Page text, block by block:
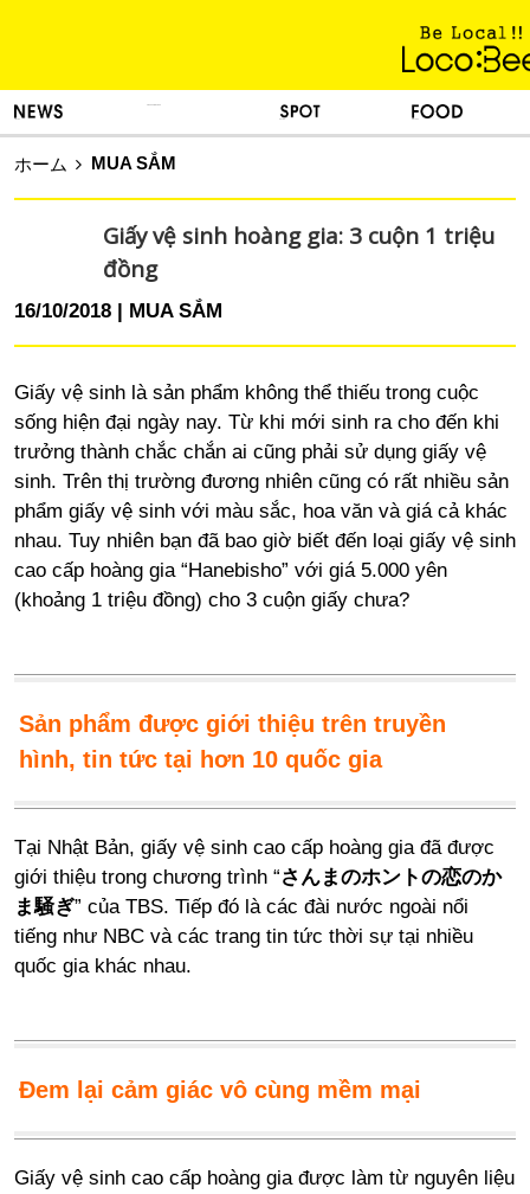
ホーム MUA SẮM
Giấy vệ sinh hoàng gia: 3 cuộn 1 triệu
đồng
16/10/2018 MUA SẮM
Giấy vệ sinh là sản phẩm không thể thiếu trong cuộc
sống hiện đại ngày nay. Từ khi mới sinh ra cho đến khi
trưởng thành chắc chắn ai cũng phải sử dụng giấy vệ
sinh. Trên thị trường đương nhiên cũng có rất nhiều sản
phẩm giấy vệ sinh với màu sắc, hoa văn và giá cả khác
nhau. Tuy nhiên bạn đã bao giờ biết đến loại giấy vệ sinh
cao cấp hoàng gia “Hanebisho” với giá 5.000 yên
(khoảng 1 triệu đồng) cho 3 cuộn giấy chưa?
Sản phẩm được giới thiệu trên truyền
hình, tin tức tại hơn 10 quốc gia
Tại Nhật Bản, giấy vệ sinh cao cấp hoàng gia đã được
giới thiệu trong chương trình “さんまのホントの恋のか
ま騒ぎ” của TBS. Tiếp đó là các đài nước ngoài nổi
tiếng như NBC và các trang tin tức thời sự tại nhiều
quốc gia khác nhau.
Đem lại cảm giác vô cùng mềm mại
Giấy vệ sinh cao cấp hoàng gia được làm từ nguyên liệu